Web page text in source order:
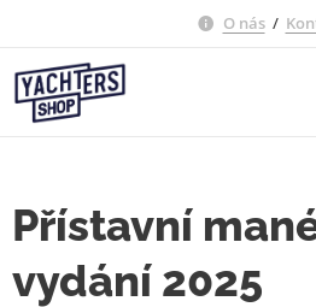
O nás/
Přístavní
vydání 2025